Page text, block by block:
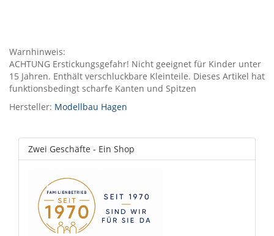
Warnhinweis:
ACHTUNG Erstickungsgefahr! Nicht geeignet für Kinder unter
15 Jahren. Enthält verschluckbare Kleinteile. Dieses Artikel hat
funktionsbedingt scharfe Kanten und Spitzen
Hersteller: Modellbau Hagen
Zwei Geschäfte - Ein Shop